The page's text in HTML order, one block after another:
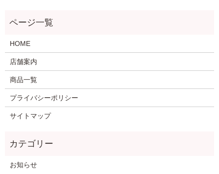
HOME
店舗案内
商品一覧
プライバシーポリシー
サイトマップ
お知らせ